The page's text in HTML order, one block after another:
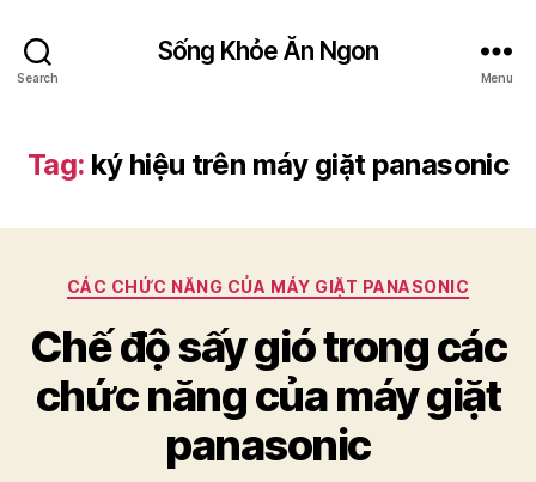
Search
Sống Khỏe Ăn Ngon
Menu
Tag: ký hiệu trên máy giặt panasonic
Categories
CÁC CHỨC NĂNG CỦA MÁY GIẶT PANASONIC
Chế độ sấy gió trong các
chức năng của máy giặt
panasonic